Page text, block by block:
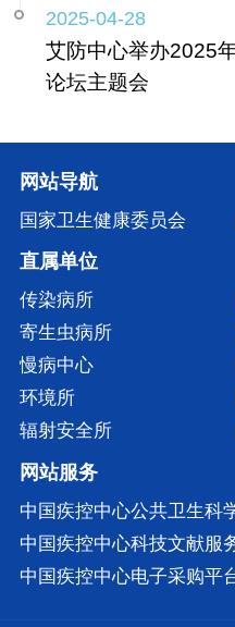
2025-04-28
艾防中心举办2025
论坛主题会
网站导航
国家卫生健康委员会
直属单位
传染病所
寄生虫病所
慢病中心
环境所
辐射安全所
网站服务
中国疾控中心公共卫生科
中国疾控中心科技文献服
中国疾控中心电子采购平